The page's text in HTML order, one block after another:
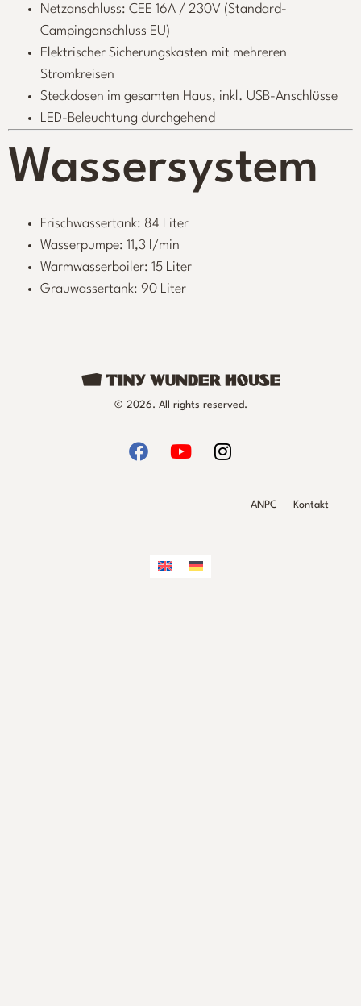
Netzanschluss: CEE 16A / 230V (Standard-
Campinganschluss EU)
Elektrischer Sicherungskasten mit mehreren
Stromkreisen
Steckdosen im gesamten Haus, inkl. USB-Anschlüsse
LED-Beleuchtung durchgehend
Wassersystem
Frischwassertank: 84 Liter
Wasserpumpe: 11,3 l/min
Warmwasserboiler: 15 Liter
Grauwassertank: 90 Liter
© 2026. All rights reserved.
ANPC Kontakt